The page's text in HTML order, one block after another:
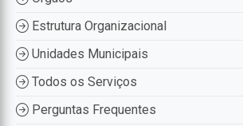
Estrutura Organizacional
Unidades Municipais
Todos os Serviços
Perguntas Frequentes